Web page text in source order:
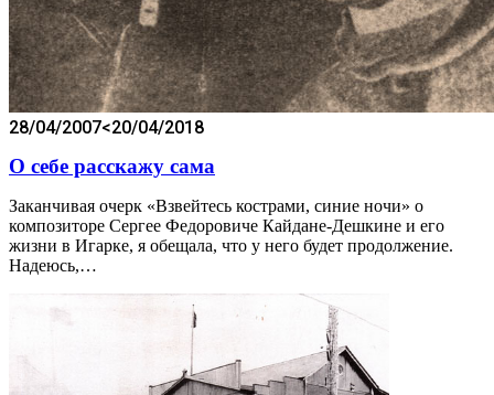
28/04/2007<20/04/2018
О себе расскажу сама
Заканчивая очерк «Взвейтесь кострами, синие ночи» о
композиторе Сергее Федоровиче Кайдане-Дешкине и его
жизни в Игарке, я обещала, что у него будет продолжение.
Надеюсь,…